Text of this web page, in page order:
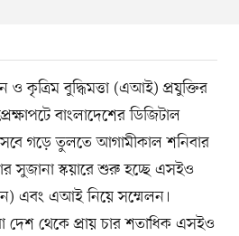
ও কৃত্রিম বুদ্ধিমত্তা (এআই) প্রযুক্তির
বাংলাদেশের ডিজিটাল
গড়ে তুলতে আগামীকাল শনিবার
সুজানা স্কয়ারে শুরু হচ্ছে এসইও
এবং এআই নিয়ে সম্মেলন।
দেশ থেকে প্রায় চার শতাধিক এসইও